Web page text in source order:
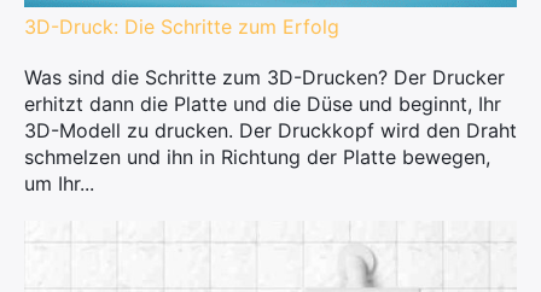
3D-Druck: Die Schritte zum Erfolg
Was sind die Schritte zum 3D-Drucken? Der Drucker
erhitzt dann die Platte und die Düse und beginnt, Ihr
3D-Modell zu drucken. Der Druckkopf wird den Draht
schmelzen und ihn in Richtung der Platte bewegen,
um Ihr...